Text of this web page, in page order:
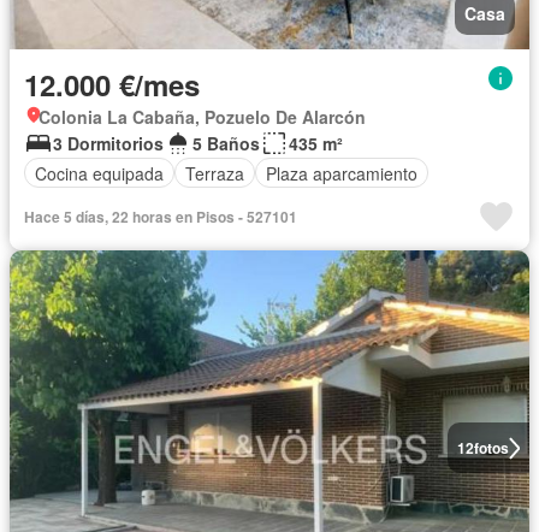
Casa
12.000 €/mes
Colonia La Cabaña, Pozuelo De Alarcón
3 Dormitorios
5 Baños
435 m²
Cocina equipada
Terraza Plaza aparcamiento
Hace 5 días, 22 horas en Pisos - 527101
12fotos